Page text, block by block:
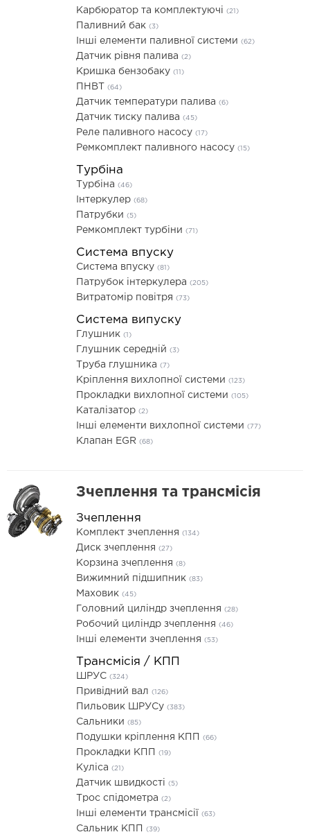
Карбюратор та комплектуючі (21)
Паливний бак (3)
Інші елементи паливної системи (62)
Датчик рівня палива (2)
Кришка бензобаку (11)
ПНВТ (64)
Датчик температури палива (6)
Датчик тиску палива (45)
Реле паливного насосу (17)
Ремкомплект паливного насосу (15)
Турбіна
Турбіна (46)
Інтеркулер (68)
Патрубки (5)
Ремкомплект турбіни (71)
Система впуску
Система впуску (81)
Патрубок інтеркулера (205)
Витратомір повітря (73)
Система випуску
Глушник (1)
Глушник середній (3)
Труба глушника (7)
Кріплення вихлопної системи (123)
Прокладки вихлопної системи (105)
Каталізатор (2)
Інші елементи вихлопної системи (77)
Клапан EGR (68)
Зчеплення та трансмісія
Зчеплення
Комплект зчеплення (134)
Диск зчеплення (27)
Корзина зчеплення (8)
Вижимний підшипник (83)
Маховик (45)
Головний циліндр зчеплення (28)
Робочий циліндр зчеплення (46)
Інші елементи зчеплення (53)
Трансмісія / КПП
ШРУС (324)
Привідний вал (126)
Пильовик ШРУСу (383)
Сальники (85)
Подушки кріплення КПП (66)
Прокладки КПП (19)
Куліса (21)
Датчик швидкості (5)
Трос спідометра (2)
Інші елементи трансмісії (63)
Сальник КПП (39)